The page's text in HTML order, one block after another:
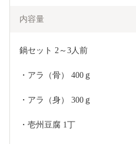
内容量
鍋セット 2～3人前
・アラ（骨） 400ｇ
・アラ（身） 300ｇ
・壱州豆腐 1丁